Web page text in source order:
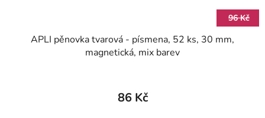
96 Kč
APLI pěnovka tvarová - písmena, 52 ks, 30 mm,
magnetická, mix barev
86 Kč